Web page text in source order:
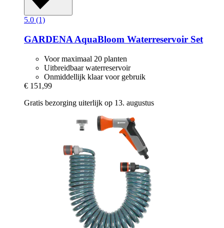
5.0 (1)
GARDENA AquaBloom Waterreservoir Set
Voor maximaal 20 planten
Uitbreidbaar waterreservoir
Onmiddellijk klaar voor gebruik
€ 151,99
Gratis bezorging uiterlijk op 13. augustus